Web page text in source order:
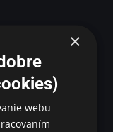
×
webu